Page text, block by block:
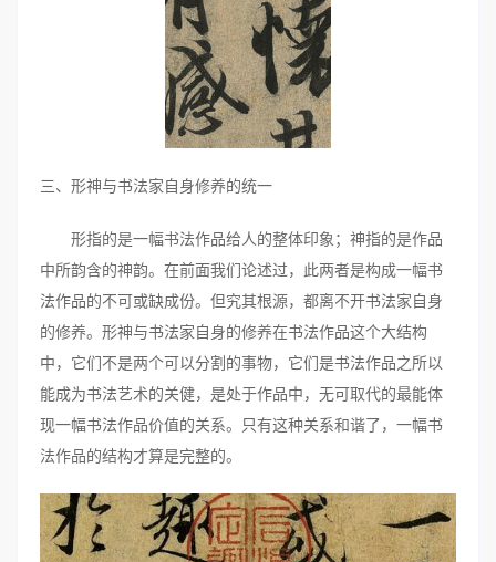
三、形神与书法家自身修养的统一
形指的是一幅书法作品给人的整体印象；神指的是作品
中所韵含的神韵。在前面我们论述过，此两者是构成一幅书
法作品的不可或缺成份。但究其根源，都离不开书法家自身
的修养。形神与书法家自身的修养在书法作品这个大结构
中，它们不是两个可以分割的事物，它们是书法作品之所以
能成为书法艺术的关健，是处于作品中，无可取代的最能体
现一幅书法作品价值的关系。只有这种关系和谐了，一幅书
法作品的结构才算是完整的。